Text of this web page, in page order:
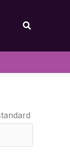
Rechercher